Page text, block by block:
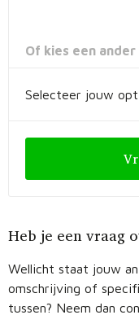
Fietstassen
Opbergtassen
Toilettassen
Golftassen
Promotietassen
Of kies een ander
Selecteer jouw
Heb je een vraag
Wellicht staat jouw
omschrijving of
tussen? Neem dan